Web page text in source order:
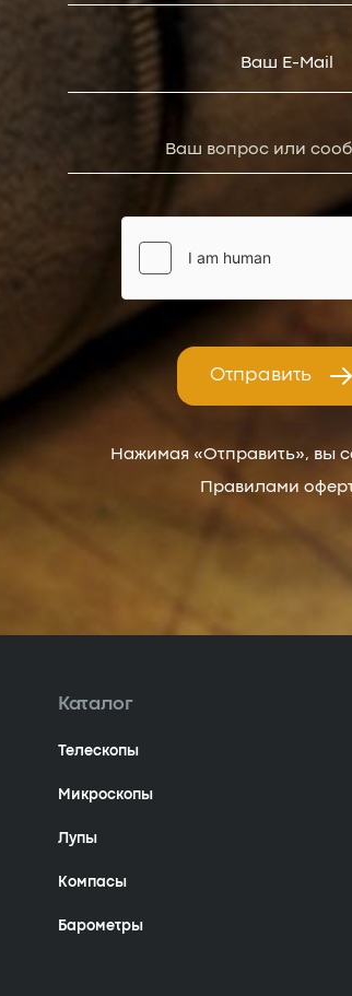
Отправить
Нажимая «Отправить», вы
Правилами
Каталог
Телескопы
Микроскопы
Лупы
Компасы
Барометры